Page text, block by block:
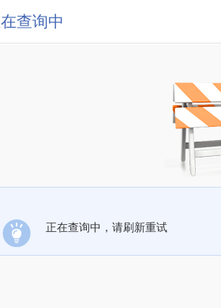
查询中
正在查询中，请刷新重试